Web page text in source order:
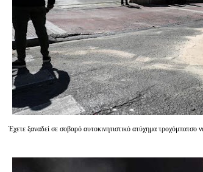
Έχετε ξαναδεί σε σοβαρό αυτοκινητιστικό ατύχημα τροχόμπατσο